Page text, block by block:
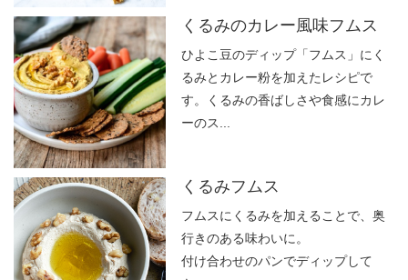
くるみのカレー風味フムス
ひよこ豆のディップ「フムス」にく
るみとカレー粉を加えたレシピで
す。くるみの香ばしさや食感にカレ
ーのス...
くるみフムス
フムスにくるみを加えることで、奥
行きのある味わいに。
付け合わせのパンでディップして